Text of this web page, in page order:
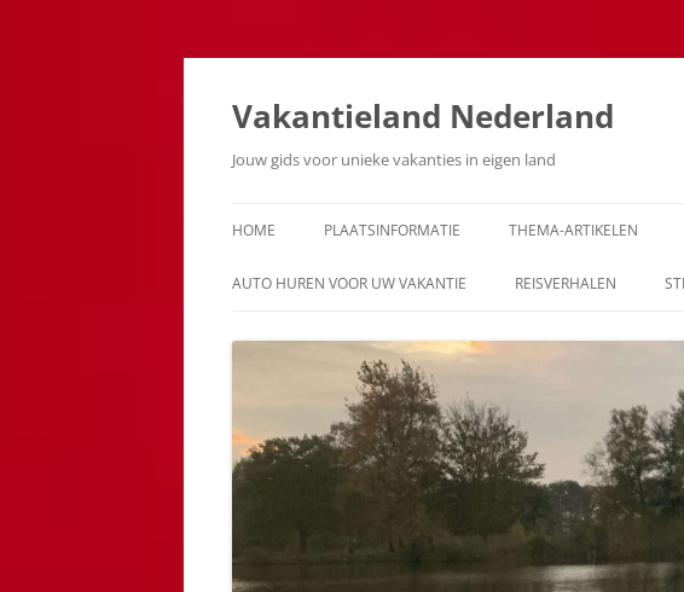
Ga
inhoud
Vakantieland Nederland
Jouw gids voor unieke vakanties in eigen land
HOME PLAATSINFORMATIE THEMA-ARTIKELEN
AUTO HUREN VOOR UW VAKANTIE REISVERHALEN